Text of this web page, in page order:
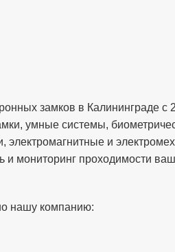
замков в Калининграде с
умные системы,
электромагнитные и
и мониторинг проходимости
нашу компанию: